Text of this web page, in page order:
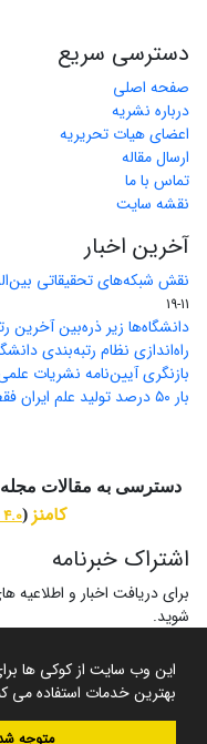
این وب سایت از کوکی ها برای
بهترین خدمات استفاده می
متوجه
دسترسی سریع
صفحه اصلی
درباره نشریه
اعضای هیات تحریریه
ارسال مقاله
تماس با ما
نقشه سایت
آخرین اخبار
نقش شبکه‌های تحقیقاتی
11-19
دانشگاه‌ها زیر ذره‌بین آخرین
راه‌اندازی نظام رتبه‌بندی
بازنگری آیین‌نامه نشریات علمی تا ۳ ماه
بار ۵۰ درصد تولید علم ایران فقط بر دوش ۱۵ دانشگاه کشور
دسترسی به مقالات
کامنز (
اشتراک خبرنامه
برای دریافت اخبار و
شوید.